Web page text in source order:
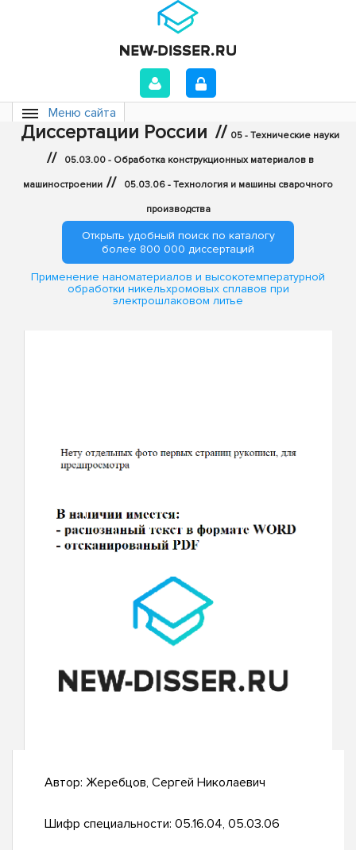
Меню сайта
Диссертации России // 05 - Технические науки
// 05.03.00 - Обработка конструкционных материалов в
машиностроении // 05.03.06 - Технология и машины сварочного
производства
Открыть удобный поиск по каталогу
более 800 000 диссертаций
Применение наноматериалов и высокотемпературной
обработки никельхромовых сплавов при
электрошлаковом литье
Автор: Жеребцов, Сергей Николаевич
Шифр специальности: 05.16.04, 05.03.06